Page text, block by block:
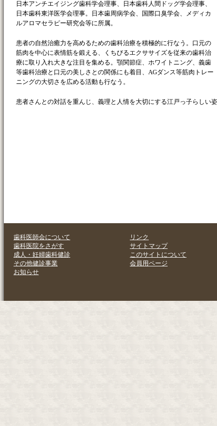
日本アンチエイジング歯科学会理事、日本歯科人間ドッグ学会理事、
日本歯科東洋医学会理事。日本歯周病学会、国際口臭学会、メディカ
ルアロマセラピー研究会等に所属。
患者の自然治癒力を高めるための歯科治療を積極的に行なう。口元の
筋肉を中心に表情筋を鍛える、くちびるエクササイズを従来の歯科治
療に取り入れ大きな注目を集める。顎関節症、ホワイトニング、義歯
等歯科治療と口元の美しさとの関係にも着目、AGダンス等筋肉トレー
ニングの大切さを広める活動も行なう。
患者さんとの対話を重んじ、義理と人情を大切にする江戸っ子らしい
歯科医師会について
歯科医院をさがす
成人・妊婦歯科健診
その他健診事業
お知らせ
リンク
サイトマップ
このサイトについて
会員用ページ